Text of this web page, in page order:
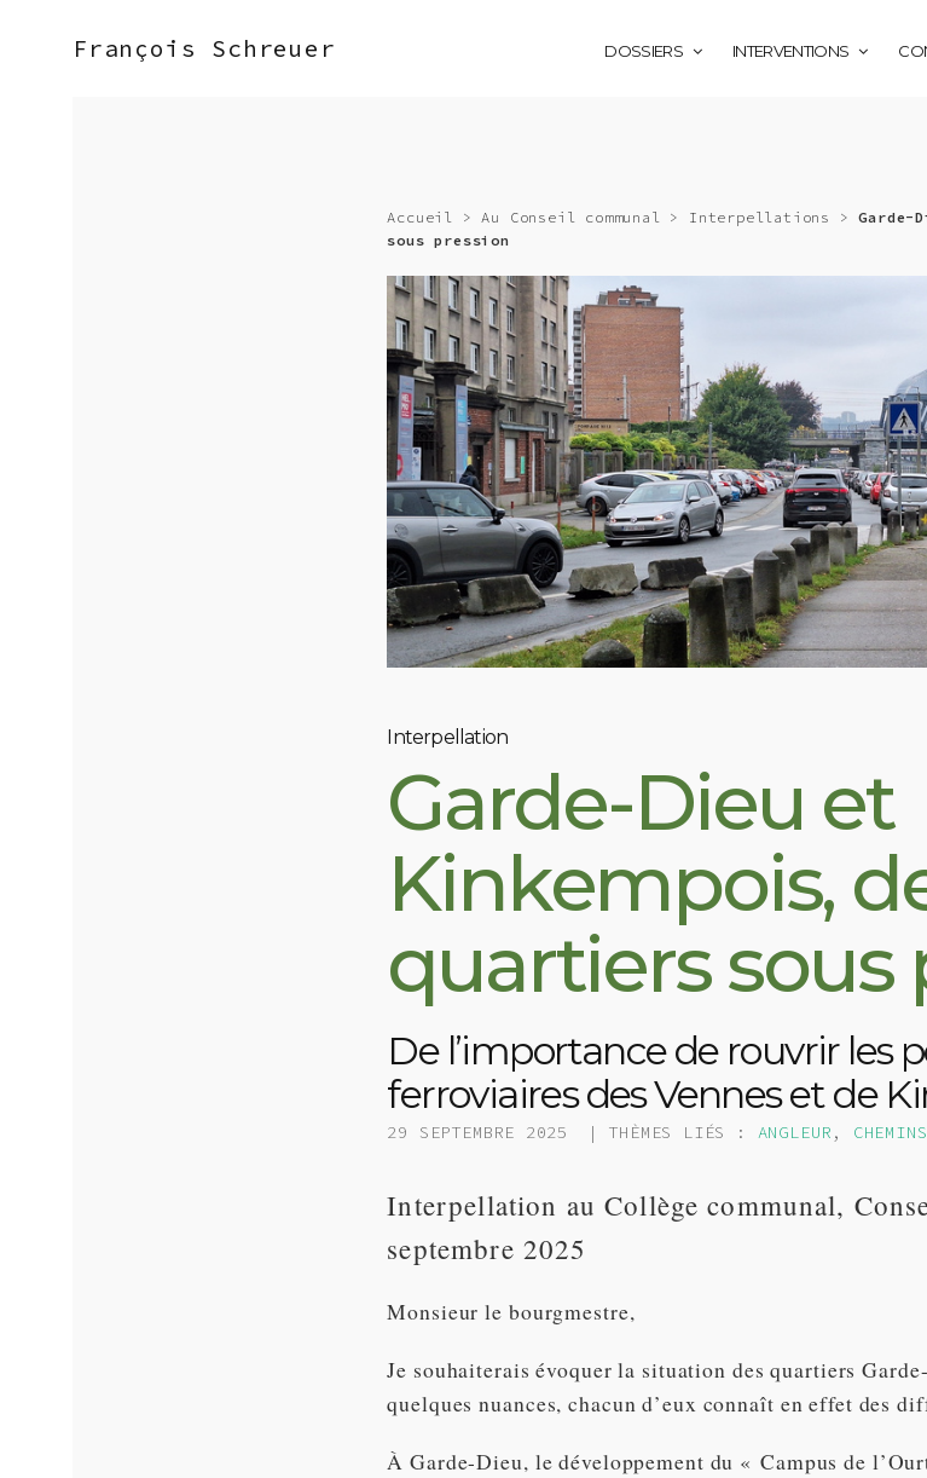
François Schreuer DOSSIERS INTERVENTIONS
Accueil >Au Conseil communal > Interpellations >Garde-
sous pression
Interpellation
Garde-Dieu et
Kinkempois,
quartiers sous
De l’importance de rouvrir les
ferroviaires des Vennes et de
29 SEPTEMBRE 2025 | THÈMES LIÉS : ANGLEUR ,
Interpellation au Collège communal,
septembre 2025
Monsieur le bourgmestre,
Je souhaiterais évoquer la situation des quartiers
quelques nuances, chacun d’eux connaît en effet des
À Garde-Dieu, le développement du « Campus de